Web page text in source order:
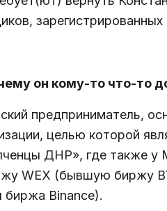
зарегистрированных
он кому-то что-то
предприниматель,
целью которой
ДНР», где также у
WEX (бывшую биржу
биржа Binance).